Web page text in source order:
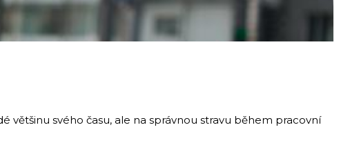
většinu svého času, ale na správnou stravu během pracovní